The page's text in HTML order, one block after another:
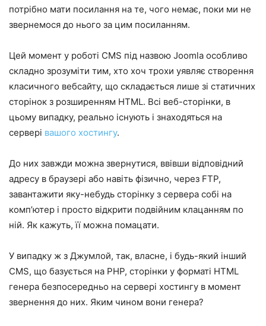
потрібно мати посилання на те, чого немає, поки ми не
звернемося до нього за цим посиланням.
Цей момент у роботі CMS під назвою Joomla особливо
складно зрозуміти тим, хто хоч трохи уявляє створення
класичного вебсайту, що складається лише зі статичних
сторінок з розширенням HTML. Всі веб-сторінки, в
цьому випадку, реально існують і знаходяться на
сервері вашого хостингу.
До них завжди можна звернутися, ввівши відповідний
адресу в браузері або навіть фізично, через FTP,
завантажити яку-небудь сторінку з сервера собі на
комп’ютер і просто відкрити подвійним клацанням по
ній. Як кажуть, її можна помацати.
У випадку ж з Джумлой, так, власне, і будь-який інший
CMS, що базується на PHP, сторінки у форматі HTML
генера безпосередньо на сервері хостингу в момент
звернення до них. Яким чином вони генера?